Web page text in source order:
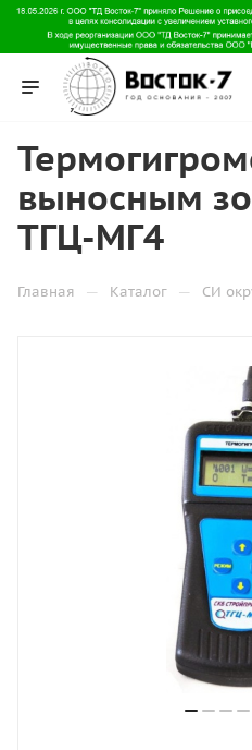
выносным
ТГЦ-МГ4
Главная — Каталог — СИ